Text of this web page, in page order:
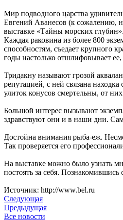
Мир подводного царства
Евгений Аванесов (к сожалению,
выставке «Тайны морских глубин».
Каждая раковина из более 800
способностям, съедает крупного
годы настолько отшлифовывает ее,
Тридакну называют грозой
репутацией, с ней связана
улиток конусов смертельны, от
Большой интерес вызывают
здравствуют они и в наши дни.
Достойна внимания рыба-еж.
Так проверяется его
На выставке можно было узнать
постоять за себя.
Источник: http://www.bel.ru
Следующая
Предыдущая
Все новости